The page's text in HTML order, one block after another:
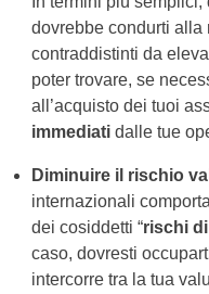
dovrebbe condurti alla
contraddistinti da
poter trovare, se
all’acquisto dei tuoi
immediati dalle tue
Diminuire il rischio
internazionali
dei cosiddetti “rischi
caso, dovresti
intercorre tra la tua